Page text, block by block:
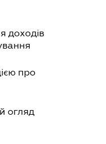
доходів
про
огляд